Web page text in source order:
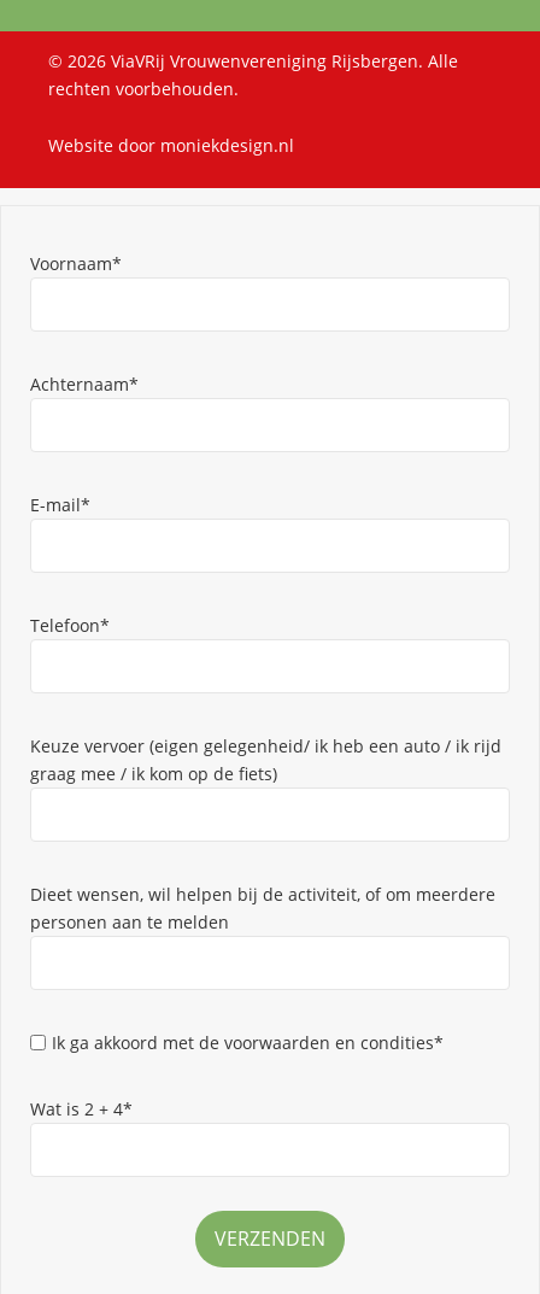
© 2026 ViaVRij Vrouwenvereniging Rijsbergen. Alle
rechten voorbehouden.
Website door moniekdesign.nl
Voornaam*
Achternaam*
E-mail*
Telefoon*
Keuze vervoer (eigen gelegenheid/ ik heb een auto / ik rijd
graag mee / ik kom op de fiets)
Dieet wensen, wil helpen bij de activiteit, of om meerdere
personen aan te melden
Ik ga akkoord met de voorwaarden en condities*
Wat is 2 + 4*